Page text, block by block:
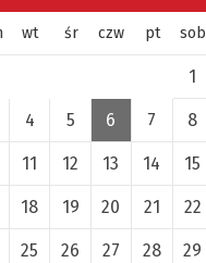
wt śr czw pt sob
1
4 5 6 7 8
11 12 13 14 15
18 19 20 21 22
25 26 27 28 29